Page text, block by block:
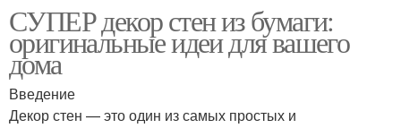
Бумажные фотообои Бумажные карты
Декор из бумаги Декор для стен
СУПЕР декор стен из бумаги:
оригинальные идеи для вашего
дома
Введение
Декор стен — это один из самых простых и